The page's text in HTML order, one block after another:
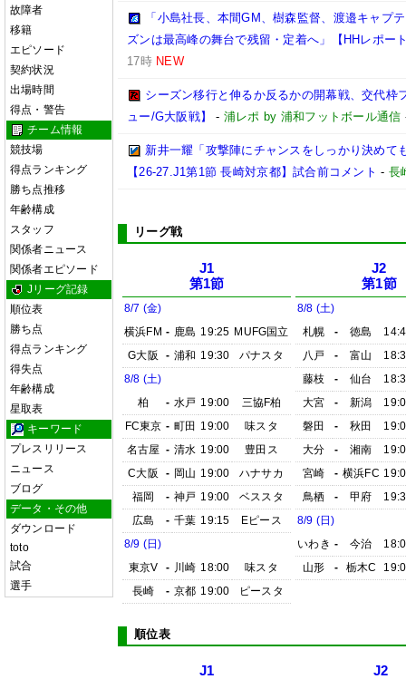
故障者
移籍
エピソード
契約状況
出場時間
得点・警告
チーム情報
競技場
得点ランキング
勝ち点推移
年齢構成
スタッフ
関係者ニュース
関係者エピソード
Jリーグ記録
順位表
勝ち点
得点ランキング
得失点
年齢構成
星取表
キーワード
プレスリリース
ニュース
ブログ
データ・その他
ダウンロード
toto
試合
選手
「小島社長、本間GM、樹森監督、渡邉キャプ
ズンは最高峰の舞台で残留・定着へ」【HHレポー
17時 NEW
シーズン移行と伸るか反るかの開幕戦、交代枠
ュー/G大阪戦】
- 浦レポ by 浦和フットボール通信
新井一耀「攻撃陣にチャンスをしっかり決めて
【26-27.J1第1節 長崎対京都】試合前コメント - 長
リーグ戦
J1
第1節
8/7 (金)
横浜FM - 鹿島 19:25 MUFG国立
G大阪
- 浦和 19:30
パナスタ
8/8 (土)
柏
- 水戸 19:00
三協F柏
FC東京 - 町田 19:00
味スタ
名古屋 - 清水 19:00
豊田ス
C大阪
- 岡山 19:00
ハナサカ
福岡
- 神戸 19:00
ベススタ
広島
- 千葉 19:15
Eピース
8/9 (日)
東京V
- 川崎 18:00
味スタ
長崎
- 京都 19:00 ピースタ
J2
第1節
8/8 (土)
札幌
- 徳島
八戸
- 富山
藤枝
- 仙台
大宮
- 新潟
磐田
- 秋田
大分
- 湘南
宮崎
- 横浜FC
鳥栖
- 甲府
8/9 (日)
いわき - 今治
山形
- 栃木C
順位表
J1 J2